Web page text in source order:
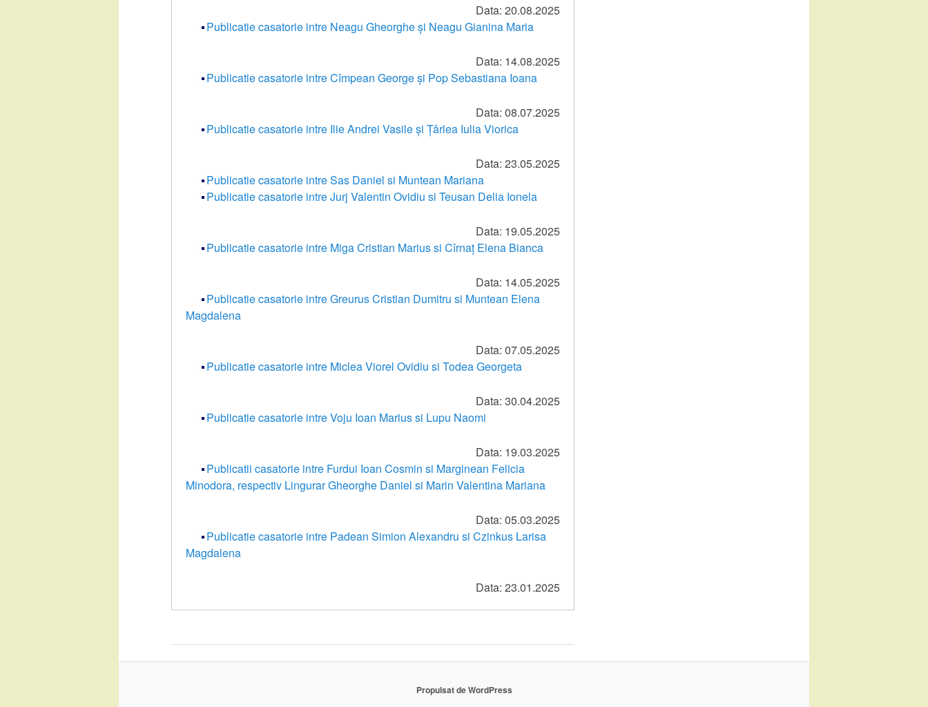
Data: 20.08.2025
Publicatie casatorie intre Neagu Gheorghe și Neagu Gianina Maria
Data: 14.08.2025
Publicatie casatorie intre Cîmpean George și Pop Sebastiana Ioana
Data: 08.07.2025
Publicatie casatorie intre Ilie Andrei Vasile și Țârlea Iulia Viorica
Data: 23.05.2025
Publicatie casatorie intre Sas Daniel si Muntean Mariana
Publicatie casatorie intre Jurj Valentin Ovidiu si Teusan Delia Ionela
Data: 19.05.2025
Publicatie casatorie intre Miga Cristian Marius si Cîrnaț Elena Bianca
Data: 14.05.2025
Publicatie casatorie intre Greurus Cristian Dumitru si Muntean Elena
Magdalena
Data: 07.05.2025
Publicatie casatorie intre Miclea Viorel Ovidiu si Todea Georgeta
Data: 30.04.2025
Publicatie casatorie intre Voju Ioan Marius si Lupu Naomi
Data: 19.03.2025
Publicatii casatorie intre Furdui Ioan Cosmin si Marginean Felicia
Minodora, respectiv Lingurar Gheorghe Daniel si Marin Valentina Mariana
Data: 05.03.2025
Publicatie casatorie intre Padean Simion Alexandru si Czinkus Larisa
Magdalena
Data: 23.01.2025
Propulsat de WordPress